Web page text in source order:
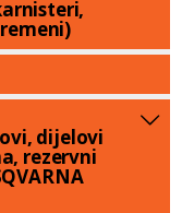
dijelovi
rezervni